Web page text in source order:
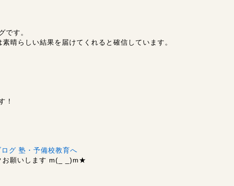
です。
晴らしい結果を届けてくれると確信しています。
！
お願いします m(_ _)m★